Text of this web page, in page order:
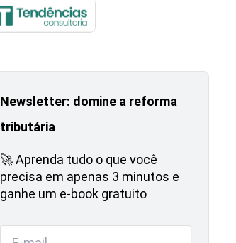
Newsletter: domine a reforma
tributária
🚀 Aprenda tudo o que você
precisa em apenas 3 minutos e
ganhe um e-book gratuito